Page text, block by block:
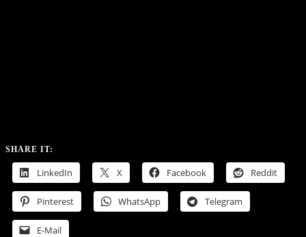
SHARE IT:
LinkedIn X Facebook Reddit
Pinterest WhatsApp Telegram
E-Mail